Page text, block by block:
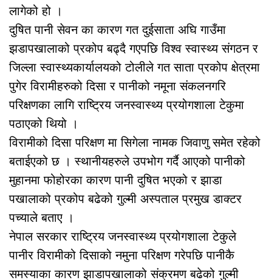
लागेको हो ।
दुषित पानी सेवन का कारण गत दुईसाता अघि गाउँमा
झडापखालाको प्रकोप बढ्दै गएपछि विश्व स्वास्थ्य संगठन र
जिल्ला स्वास्थ्यकार्यालयको टोलीले गत साता प्रकोप क्षेत्रमा
पुगेर विरामीहरुको दिसा र पानीको नमूना संकलनगरि
परिक्षणका लागि राष्ट्रिय जनस्वास्थ्य प्रयोगशाला टेकुमा
पठाएको थियो ।
विरामीको दिसा परिक्षण मा सिगेला नामक जिवाणु समेत रहेको
बताईएको छ । स्थानीयहरुले उपभोग गर्दै आएको पानीको
मुहानमा फोहोरका कारण पानी दुषित भएको र झाडा
पखालाको प्रकोप बढेको गुल्मी अस्पताल प्रमुख डाक्टर
पच्याले बताए ।
नेपाल सरकार राष्ट्रिय जनस्वास्थ्य प्रयोगशाला टेकुले
पानीर विरामीको दिसाको नमुना परिक्षण गरेपछि पानीकै
समस्याका कारण झाडापखालाको संक्रमण बढेको गुल्मी